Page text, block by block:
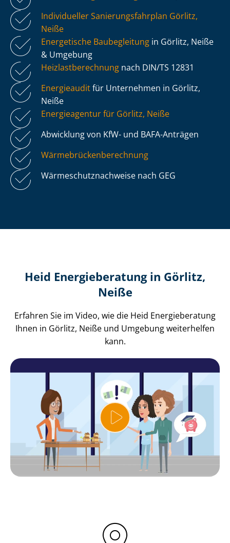
Individueller Sa­nie­rungs­fahr­plan Görlitz,
Neiße
Energetische Baubegleitung in Görlitz, Neiße
& Umgebung
Heiz­last­be­rech­nung nach DIN/TS 12831
Energieauditfür Unternehmen in Görlitz,
Neiße
Energieagentur für Görlitz, Neiße
Abwicklung von KfW- und BAFA-Anträgen
Wär­me­brü­cken­be­rech­nung
Wär­me­schutz­nach­wei­se nach GEG
Heid Energieberatung in Görlitz,
Neiße
Erfahren Sie im Video, wie die Heid Energieberatung
Ihnen in Görlitz, Neiße und Umgebung weiterhelfen
kann.